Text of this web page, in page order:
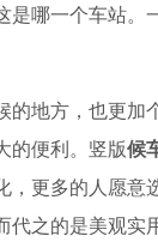
是哪一个车站。
的地方，也更加
的便利。竖版候
，更多的人愿意
代之的是美观实